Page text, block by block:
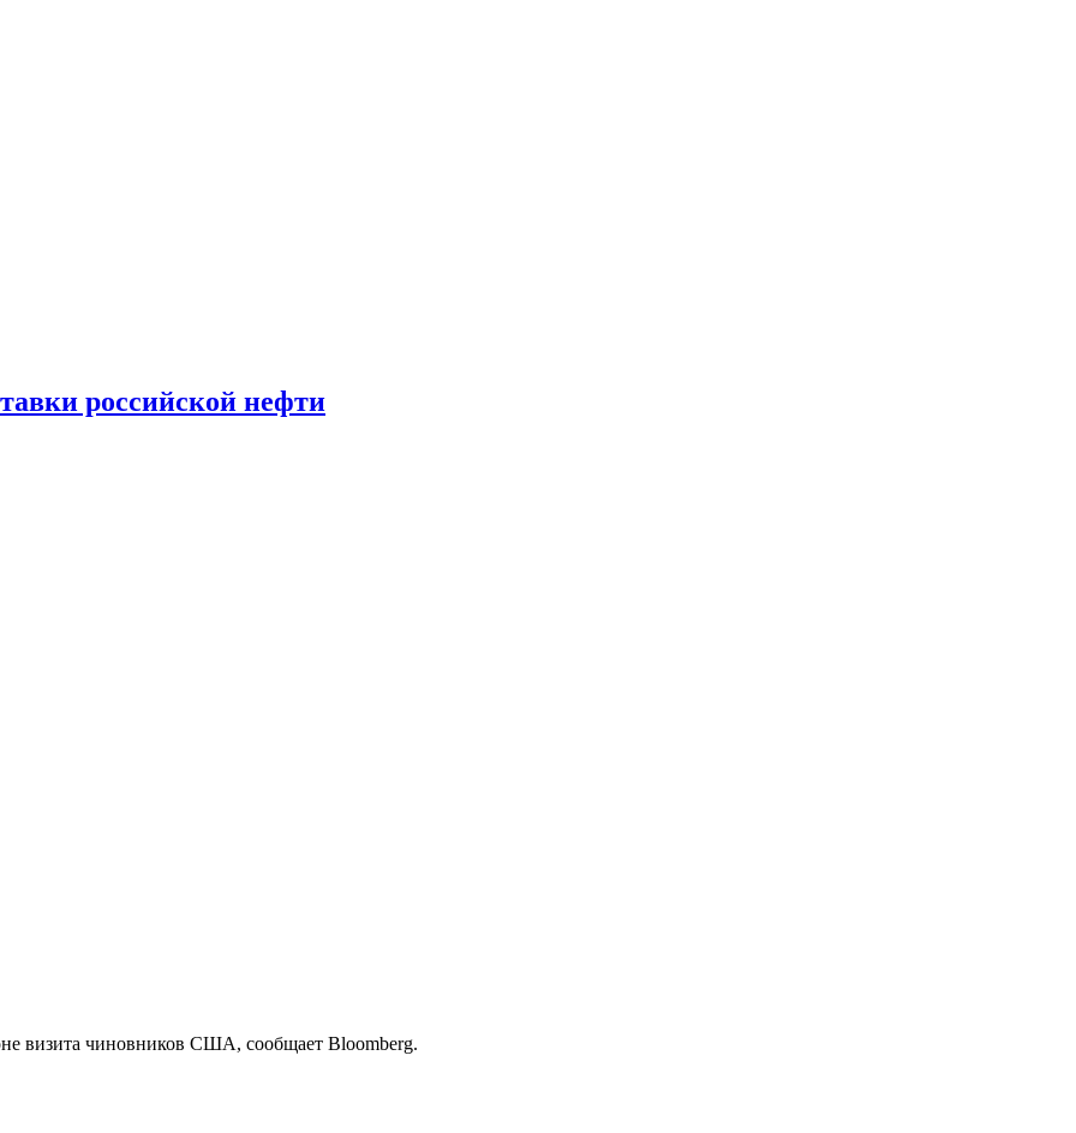
российской нефти
визита чиновников США, сообщает Bloomberg.